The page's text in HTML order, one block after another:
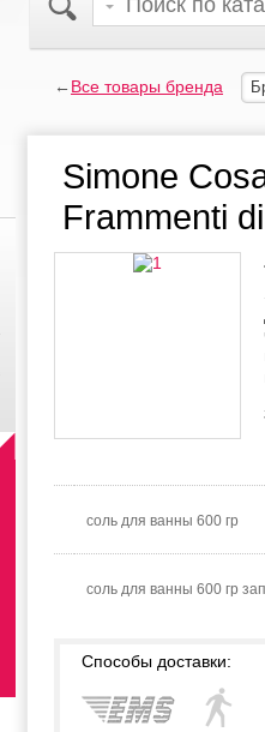
←Все товары бренда
Simone
Frammenti
соль для ванны 600 гр
соль для ванны 600 гр
Способы доставки: